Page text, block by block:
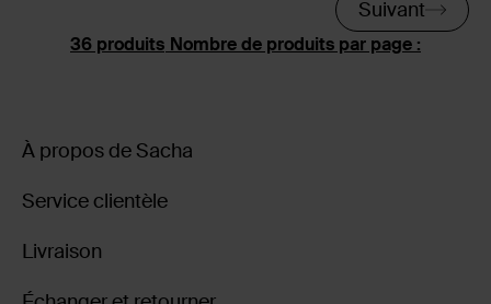
Nombre de produits par page :
Suivant
À propos de Sacha
Service clientèle
Livraison